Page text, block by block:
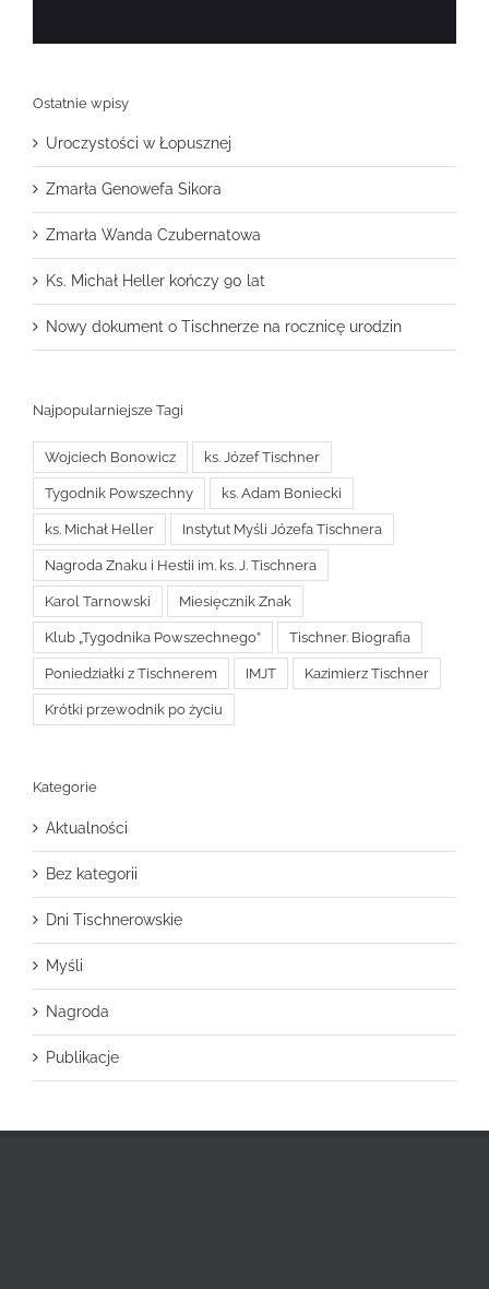
Ostatnie wpisy
Uroczystości w Łopusznej
Zmarła Genowefa Sikora
Zmarła Wanda Czubernatowa
Ks. Michał Heller kończy 90 lat
Nowy dokument o Tischnerze na rocznicę urodzin
Najpopularniejsze Tagi
Wojciech Bonowicz ks. Józef Tischner
Tygodnik Powszechny ks. Adam Boniecki
ks. Michał Heller Instytut Myśli Józefa Tischnera
Nagroda Znaku i Hestii im. ks. J. Tischnera
Karol Tarnowski Miesięcznik Znak
Klub „Tygodnika Powszechnego” Tischner. Biografia
Poniedziałki z Tischnerem IMJT Kazimierz Tischner
Krótki przewodnik po życiu
Kategorie
Aktualności
Bez kategorii
Dni Tischnerowskie
Myśli
Nagroda
Publikacje